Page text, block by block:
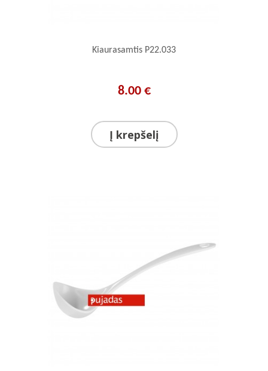
Kiaurasamtis P22.033
8.00 €
Į krepšelį